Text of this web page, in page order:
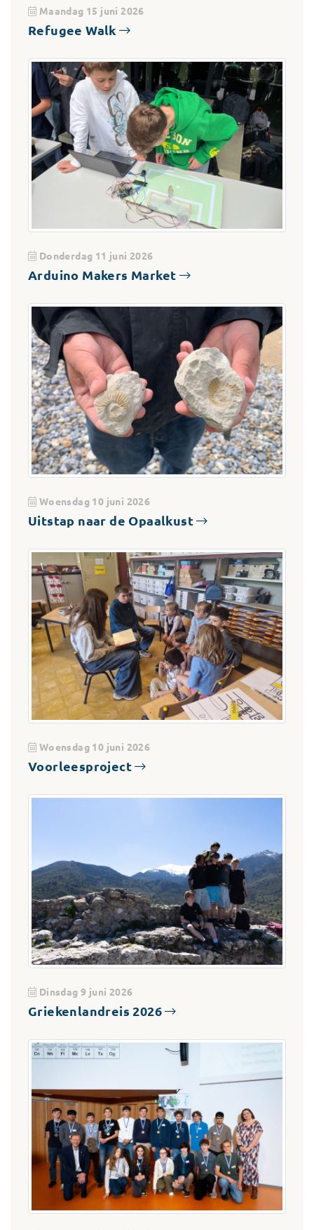
Maandag 15 juni 2026
Refugee Walk
Donderdag 11 juni 2026
Arduino Makers Market
Woensdag 10 juni 2026
Uitstap naar de Opaalkust
Woensdag 10 juni 2026
Voorleesproject
Dinsdag 9 juni 2026
Griekenlandreis 2026